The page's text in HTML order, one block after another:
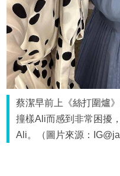
蔡潔早前上《絲打圍爐
撞樣Ali而感到非常困擾
Ali。（圖片來源：